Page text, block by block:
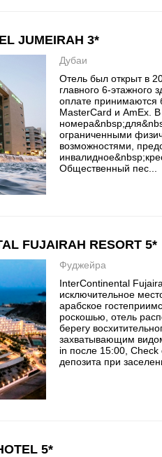
JUMEIRAH 3*
Дубаи
Отель был открыт в
главного 6-этажного
оплате принимаются
MasterCard и AmEx.
ограниченными
возможностями,
Общественный пес...
FUJAIRAH RESORT 5*
Фуджейра
​InterContinental
исключительное
арабское
роскошью, отель
берегу
захватывающим
in после 15:00,
депозита при
5*